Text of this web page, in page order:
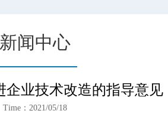
新闻中心
企业技术改造的指导意见
Time：2021/05/18